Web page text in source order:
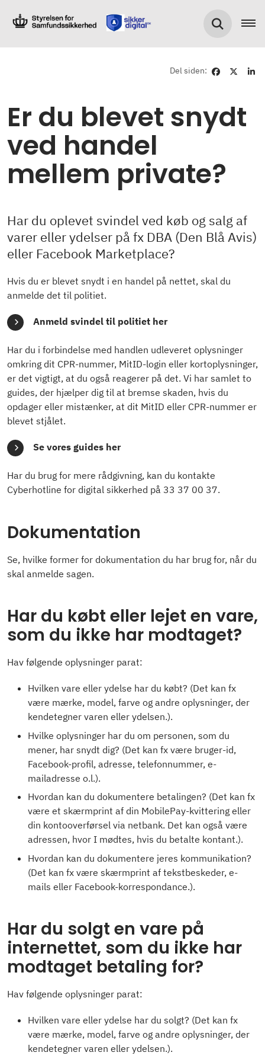
Del siden:
Er du blevet snydt
ved handel
mellem private?
Har du oplevet svindel ved køb og salg af
varer eller ydelser på fx DBA (Den Blå Avis)
eller Facebook Marketplace?
Hvis du er blevet snydt i en handel på nettet, skal du
anmelde det til politiet.
Anmeld svindel til politiet her
Har du i forbindelse med handlen udleveret oplysninger
omkring dit CPR-nummer, MitID-login eller kortoplysninger,
er det vigtigt, at du også reagerer på det. Vi har samlet to
guides, der hjælper dig til at bremse skaden, hvis du
opdager eller mistænker, at dit MitID eller CPR-nummer er
blevet stjålet.
Se vores guides her
Har du brug for mere rådgivning, kan du kontakte
Cyberhotline for digital sikkerhed på 33 37 00 37.
Dokumentation
Se, hvilke former for dokumentation du har brug for, når du
skal anmelde sagen.
Har du købt eller lejet en vare,
som du ikke har modtaget?
Hav følgende oplysninger parat:
Hvilken vare eller ydelse har du købt? (Det kan fx
være mærke, model, farve og andre oplysninger, der
kendetegner varen eller ydelsen.).
Hvilke oplysninger har du om personen, som du
mener, har snydt dig? (Det kan fx være bruger-id,
Facebook-profil, adresse, telefonnummer, e-
mailadresse o.l.).
Hvordan kan du dokumentere betalingen? (Det kan fx
være et skærmprint af din MobilePay-kvittering eller
din kontooverførsel via netbank. Det kan også være
adressen, hvor I mødtes, hvis du betalte kontant.).
Hvordan kan du dokumentere jeres kommunikation?
(Det kan fx være skærmprint af tekstbeskeder, e-
mails eller Facebook-korrespondance.).
Har du solgt en vare på
internettet, som du ikke har
modtaget betaling for?
Hav følgende oplysninger parat:
Hvilken vare eller ydelse har du solgt? (Det kan fx
være mærke, model, farve og andre oplysninger, der
kendetegner varen eller ydelsen.).